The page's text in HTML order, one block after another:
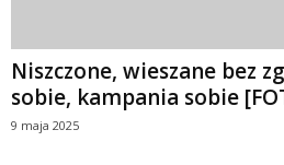
Niszczone, wieszane bez
sobie, kampania sobie
9 maja 2025